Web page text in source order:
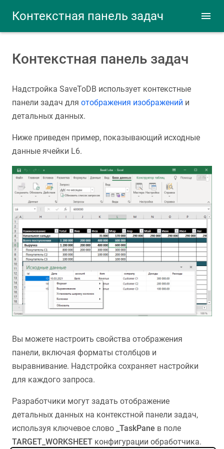
Контекстная панель задач
Контекстная панель задач
Надстройка SaveToDB использует контекстные
панели задач для отображения изображений и
детальных данных.
Ниже приведен пример, показывающий исходные
данные ячейки L6.
Вы можете настроить свойства отображения
панели, включая форматы столбцов и
выравнивание. Надстройка сохраняет настройки
для каждого запроса.
Разработчики могут задать отображение
детальных данных на контекстной панели задач,
используя ключевое слово _TaskPane в поле
TARGET_WORKSHEET конфигурации обработчика.